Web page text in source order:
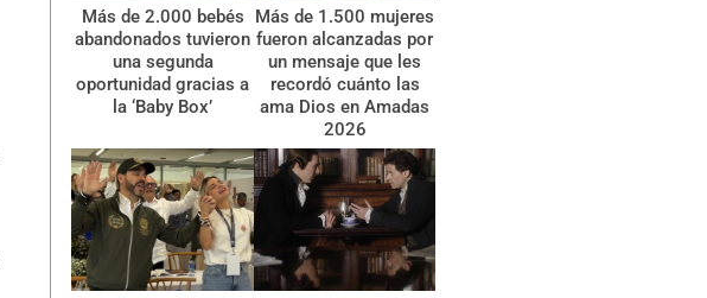
Más de 2.000 bebés
abandonados tuvieron
una segunda
oportunidad gracias a
la ‘Baby Box’
Más de 1.500 mujeres
fueron alcanzadas por
un mensaje que les
recordó cuánto las
ama Dios en Amadas
2026